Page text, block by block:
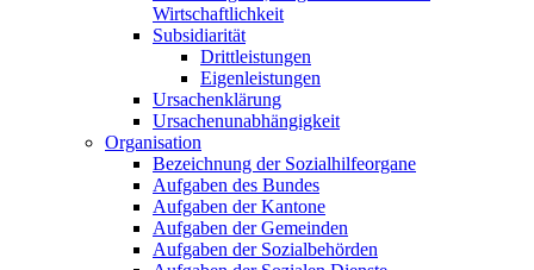
Wirtschaftlichkeit
Subsidiarität
Drittleistungen
Eigenleistungen
Ursachenklärung
Ursachenunabhängigkeit
Organisation
Bezeichnung der Sozialhilfeorgane
Aufgaben des Bundes
Aufgaben der Kantone
Aufgaben der Gemeinden
Aufgaben der Sozialbehörden